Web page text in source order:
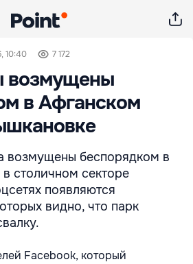
10:40 7 172
возмущены
в Афганском
возмущены беспорядком в
столичном секторе
появляются
видно, что парк
Facebook, который